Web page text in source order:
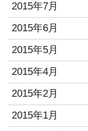
2015年7月
2015年6月
2015年5月
2015年4月
2015年2月
2015年1月